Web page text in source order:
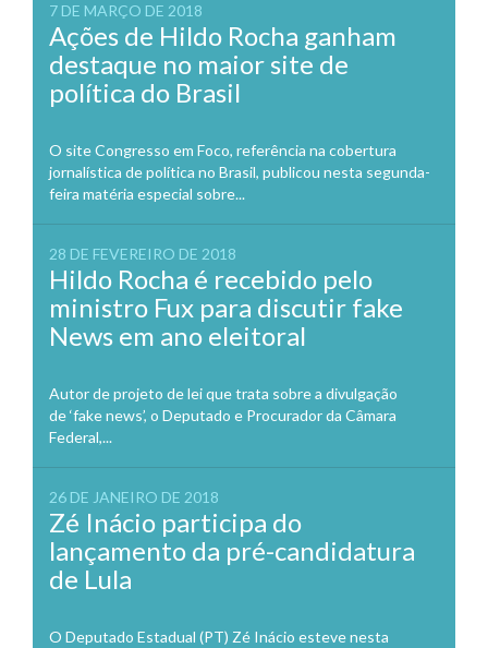
7 DE MARÇO DE 2018
Ações de Hildo Rocha ganham
destaque no maior site de
política do Brasil
O site Congresso em Foco, referência na cobertura
jornalística de política no Brasil, publicou nesta segunda-
feira matéria especial sobre...
28 DE FEVEREIRO DE 2018
Hildo Rocha é recebido pelo
ministro Fux para discutir fake
News em ano eleitoral
Autor de projeto de lei que trata sobre a divulgação
de ‘fake news’, o Deputado e Procurador da Câmara
Federal,...
26 DE JANEIRO DE 2018
Zé Inácio participa do
lançamento da pré-candidatura
de Lula
O Deputado Estadual (PT) Zé Inácio esteve nesta